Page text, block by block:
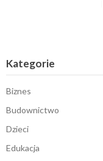
Kategorie
Biznes
Budownictwo
Dzieci
Edukacja